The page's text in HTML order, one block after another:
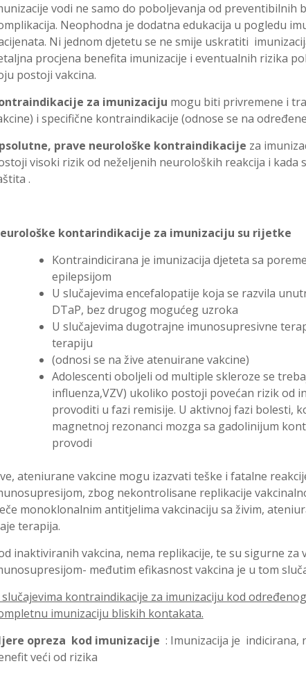
vodi ne samo do poboljevanja od preventibilnih
Neophodna je dodatna edukacija u pogledu
Ni jednom djetetu se ne smije uskratiti
procjena benefita imunizacije i eventualnih rizika
postoji vakcina.
za imunizaciju mogu biti privremene i
i specifične kontraindikacije (odnose se na
prave neurološke kontraindikacije za
visoki rizik od neželjenih neuroloških reakcija i kada
.
kontarindikacije za imunizaciju su rijetke
Kontraindicirana je imunizacija djeteta sa
epilepsijom
U slučajevima encefalopatije koja se razvila
DTaP, bez drugog mogućeg uzroka
U slučajevima dugotrajne imunosupresivne
terapiju
(odnosi se na žive atenuirane vakcine)
Adolescenti oboljeli od multiple skleroze se
influenza,VZV) ukoliko postoji povećan rizik od
provoditi u fazi remisije. U aktivnoj fazi bolesti,
magnetnoj rezonanci mozga sa gadolinijum
provodi
ateniurane vakcine mogu izazvati teške i fatalne
zbog nekontrolisane replikacije
monoklonalnim antitjelima vakcinaciju sa živim,
terapija.
inaktiviranih vakcina, nema replikacije, te su sigurne za
međutim efikasnost vakcina je u tom
slučajevima kontraindikacije za imunizaciju kod
imunizaciju bliskih kontakata.
opreza kod imunizacije : Imunizacija je indicirana,
veći od rizika